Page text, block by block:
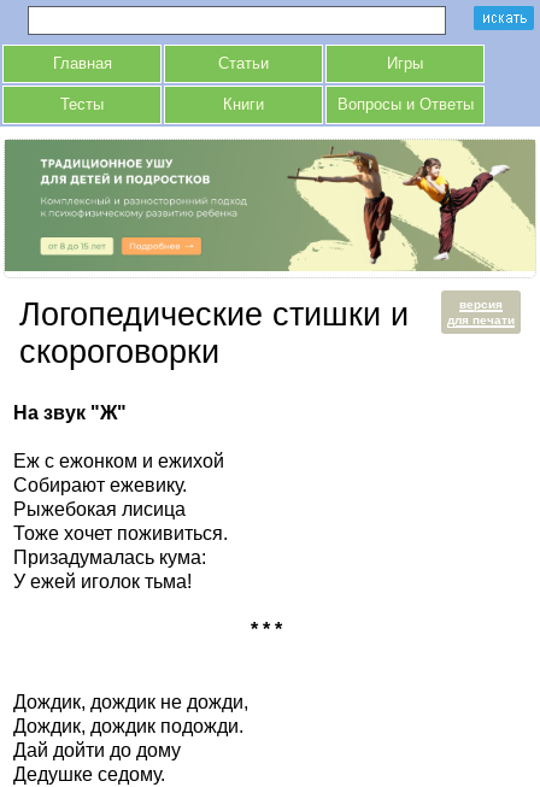
Главная Статьи Игры
Тесты Книги Вопросы и Ответы
версия
для печати
Логопедические стишки и
скороговорки
На звук "Ж"
Еж с ежонком и ежихой
Собирают ежевику.
Рыжебокая лисица
Тоже хочет поживиться.
Призадумалась кума:
У ежей иголок тьма!
* * *
Дождик, дождик не дожди,
Дождик, дождик подожди.
Дай дойти до дому
Дедушке седому.